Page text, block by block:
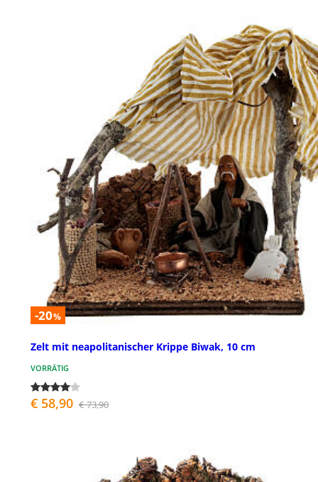
-20%
Zelt mit neapolitanischer Krippe Biwak, 10 cm
VORRÄTIG
€ 58,90 € 73,90